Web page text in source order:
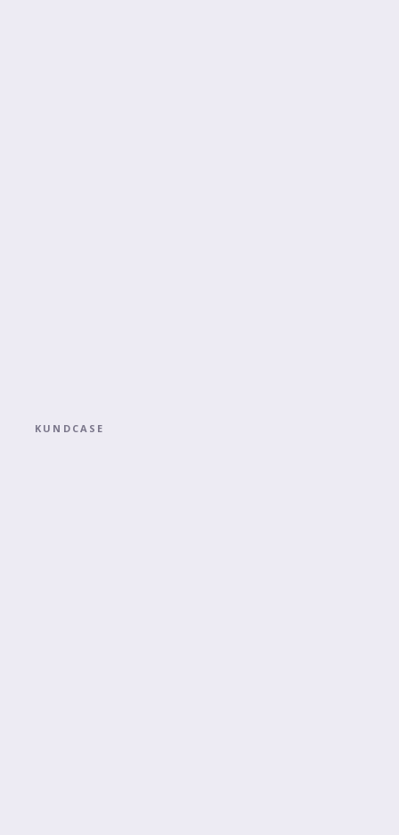
KUNDCASE